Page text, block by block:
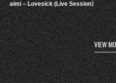
aimi – Lovesick (Live Session）
VIEW